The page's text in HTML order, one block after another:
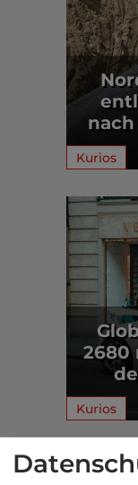
Kurios
2680
Kurios
Aus